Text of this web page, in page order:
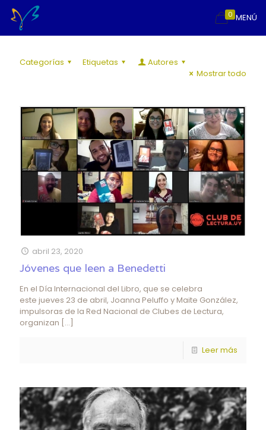
MENÚ
0
Categorías Etiquetas
Autores
Mostrar todo
abril 23, 2020
Jóvenes que leen a Benedetti
En el Día Internacional del Libro, que se celebra
este jueves 23 de abril, Joanna Peluffo y Maite González,
impulsoras de la Red Nacional de Clubes de Lectura,
organizan […]
Leer más